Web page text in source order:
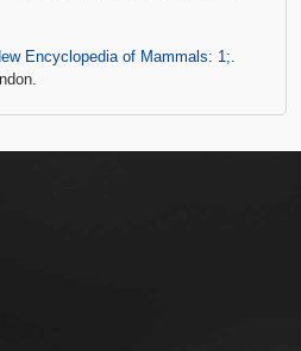
Encyclopedia of Mammals: 1;.